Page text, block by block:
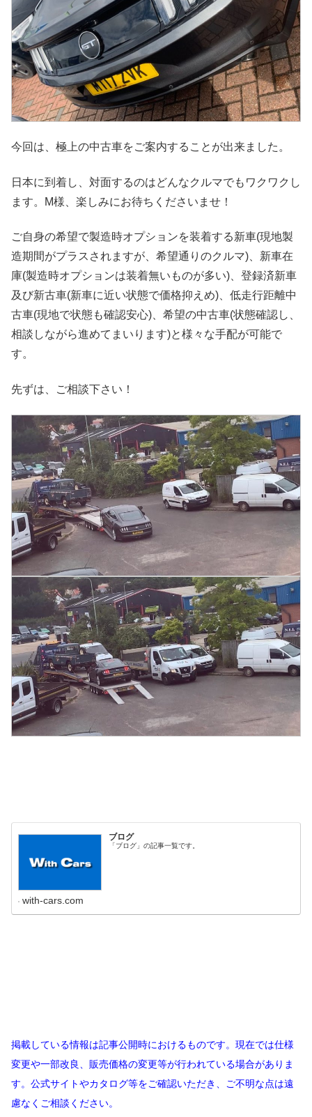
今回は、極上の中古車をご案内することが出来ました。
日本に到着し、対面するのはどんなクルマでもワクワクし
ます。M様、楽しみにお待ちくださいませ！
ご自身の希望で製造時オプションを装着する新車(現地製
造期間がプラスされますが、希望通りのクルマ)、新車在
庫(製造時オプションは装着無いものが多い)、登録済新車
及び新古車(新車に近い状態で価格抑えめ)、低走行距離中
古車(現地で状態も確認安心)、希望の中古車(状態確認し、
相談しながら進めてまいります)と様々な手配が可能で
す。
先ずは、ご相談下さい！
ブログ
「ブログ」の記事一覧です。
with-cars.com
掲載している情報は記事公開時におけるものです。現在では仕様
変更や一部改良、販売価格の変更等が行われている場合がありま
す。公式サイトやカタログ等をご確認いただき、ご不明な点は遠
慮なくご相談ください。